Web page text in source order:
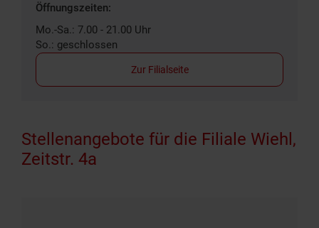
Öffnungszeiten:
Mo.-Sa.: 7.00 - 21.00 Uhr
So.: geschlossen
Zur Filialseite
Stellenangebote für die Filiale Wiehl,
Zeitstr. 4a